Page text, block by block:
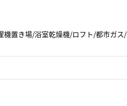
置き場/浴室乾燥機/ロフト/都市ガス/